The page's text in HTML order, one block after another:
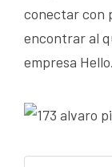
conectar con
encontrar al
empresa